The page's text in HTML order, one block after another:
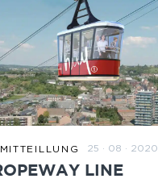
ZUM BEITRAG
25 · 08 · 2020
LINE